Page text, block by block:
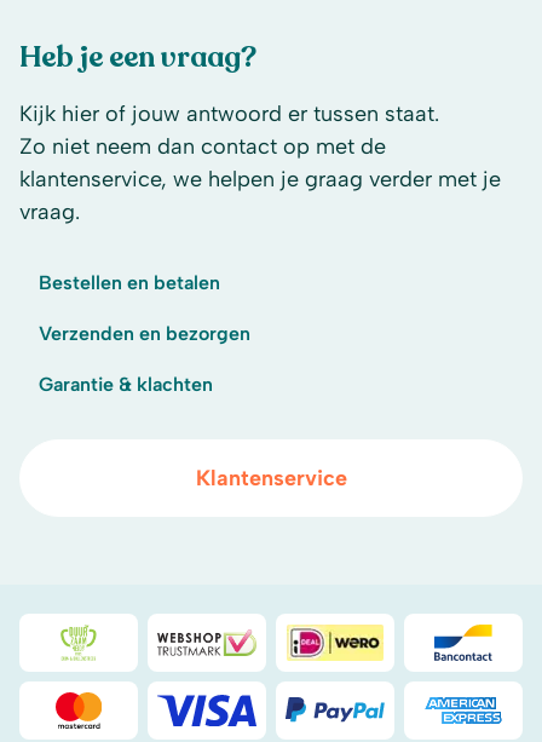
Heb je een vraag?
Kijk hier of jouw antwoord er tussen staat.
Zo niet neem dan contact op met de
klantenservice, we helpen je graag verder met je
vraag.
Bestellen en betalen
Verzenden en bezorgen
Garantie & klachten
Klantenservice
Duurzaamheidsprijs duin- & bollenstreek
WebwinkelKeuriDeal
Mastercard Visa PayPal